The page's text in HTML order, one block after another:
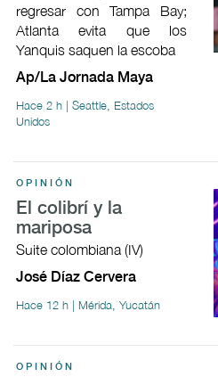
regresar con Tampa Bay;
Atlanta evita que los
Yanquis saquen la escoba
Ap/La Jornada Maya
Hace 2 h | Seattle, Estados
Unidos
OPINIÓN
El colibrí y la
mariposa
Suite colombiana (IV)
José Díaz Cervera
Hace 12 h | Mérida, Yucatán
OPINIÓN